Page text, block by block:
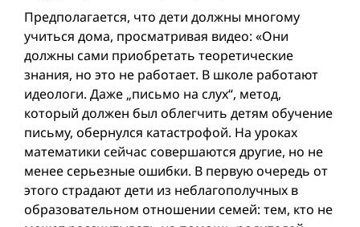
Предполагается, что дети должны многому
учиться дома, просматривая видео: «Они
должны сами приобретать теоретические
знания, но это не работает. В школе работают
идеологи. Даже „письмо на слух“, метод,
который должен был облегчить детям обучение
письму, обернулся катастрофой. На уроках
математики сейчас совершаются другие, но не
менее серьезные ошибки. В первую очередь от
этого страдают дети из неблагополучных в
образовательном отношении семей: тем, кто не